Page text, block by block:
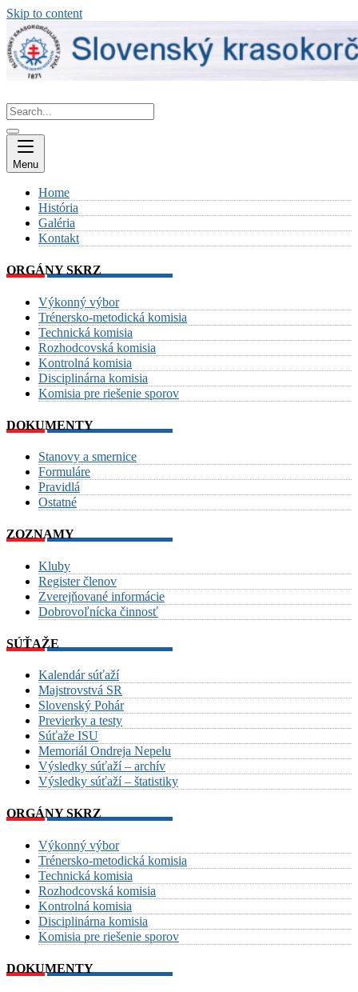
Skip to content
Menu
Home
História
Galéria
Kontakt
ORGÁNY SKRZ
Výkonný výbor
Trénersko-metodická komisia
Technická komisia
Rozhodcovská komisia
Kontrolná komisia
Disciplinárna komisia
Komisia pre riešenie sporov
DOKUMENTY
Stanovy a smernice
Formuláre
Pravidlá
Ostatné
ZOZNAMY
Kluby
Register členov
Zverejňované informácie
Dobrovoľnícka činnosť
SÚŤAŽE
Kalendár súťaží
Majstrovstvá SR
Slovenský Pohár
Previerky a testy
Súťaže ISU
Memoriál Ondreja Nepelu
Výsledky súťaží – archív
Výsledky súťaží – štatistiky
ORGÁNY SKRZ
Výkonný výbor
Trénersko-metodická komisia
Technická komisia
Rozhodcovská komisia
Kontrolná komisia
Disciplinárna komisia
Komisia pre riešenie sporov
DOKUMENTY